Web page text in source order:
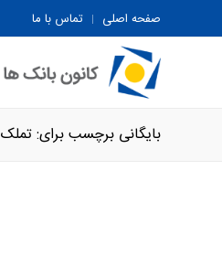
صفحه اصلی تماس با ما
بایگانی برچسب برای: تملک